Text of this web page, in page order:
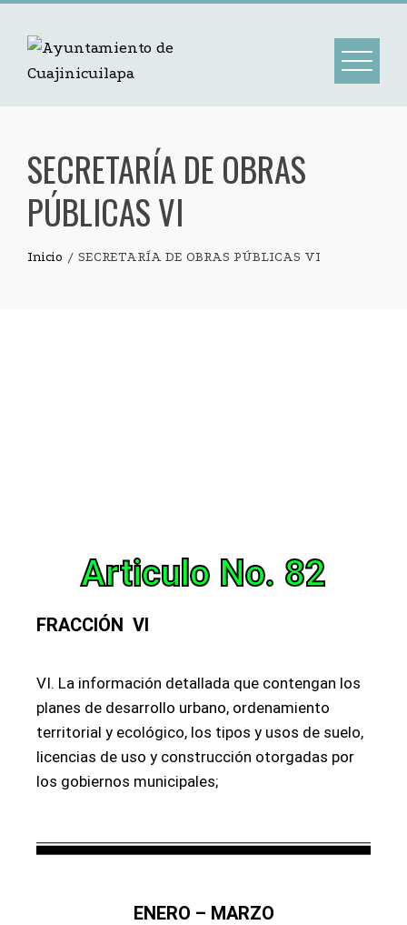
SECRETARÍA DE OBRAS
PÚBLICAS VI
Inicio SECRETARÍA DE OBRAS PÚBLICAS VI
Articulo No. 82
FRACCIÓN VI
VI. La información detallada que contengan los
planes de desarrollo urbano, ordenamiento
territorial y ecológico, los tipos y usos de suelo,
licencias de uso y construcción otorgadas por
los gobiernos municipales;
ENERO – MARZO